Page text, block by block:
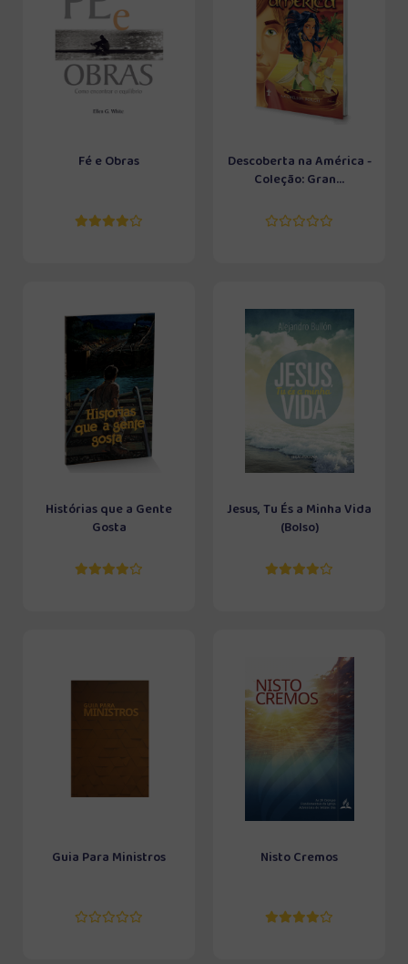
Fé e Obras
Descoberta na América -
Coleção: Gran...
Histórias que a Gente
Gosta
Jesus, Tu És a Minha Vida
(Bolso)
Guia Para Ministros Nisto Cremos